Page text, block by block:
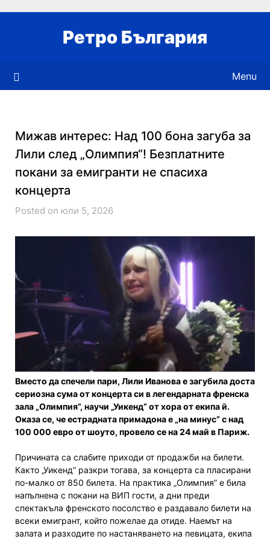
Ретро България
Menu
Мижав интерес: Над 100 бона загуба за
Лили след „Олимпия“! Безплатните
покани за емигранти не спасиха
концерта
Posted on юли 5, 2026
Вместо да спечели пари, Лили Иванова е загубила доста
сериозна сума от концерта си в легендарната френска
зала „Олимпия”, научи „Уикенд” от хора от екипа й.
Оказа се, че естрадната примадона е „на минус” с над
100 000 евро от шоуто, провело се на 24 май в Париж.
Причината са слабите приходи от продажби на билети.
Както „Уикенд” разкри тогава, за концерта са пласирани
по-малко от 850 билета. На практика „Олимпия” е била
напълнена с покани на ВИП гости, а дни преди
спектакъла френското посолство е раздавало билети на
всеки емигрант, който пожелае да отиде. Наемът на
залата и разходите по настаняването на певицата, екипа